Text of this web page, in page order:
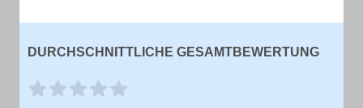
DURCHSCHNITTLICHE GESAMTBEWERTUNG